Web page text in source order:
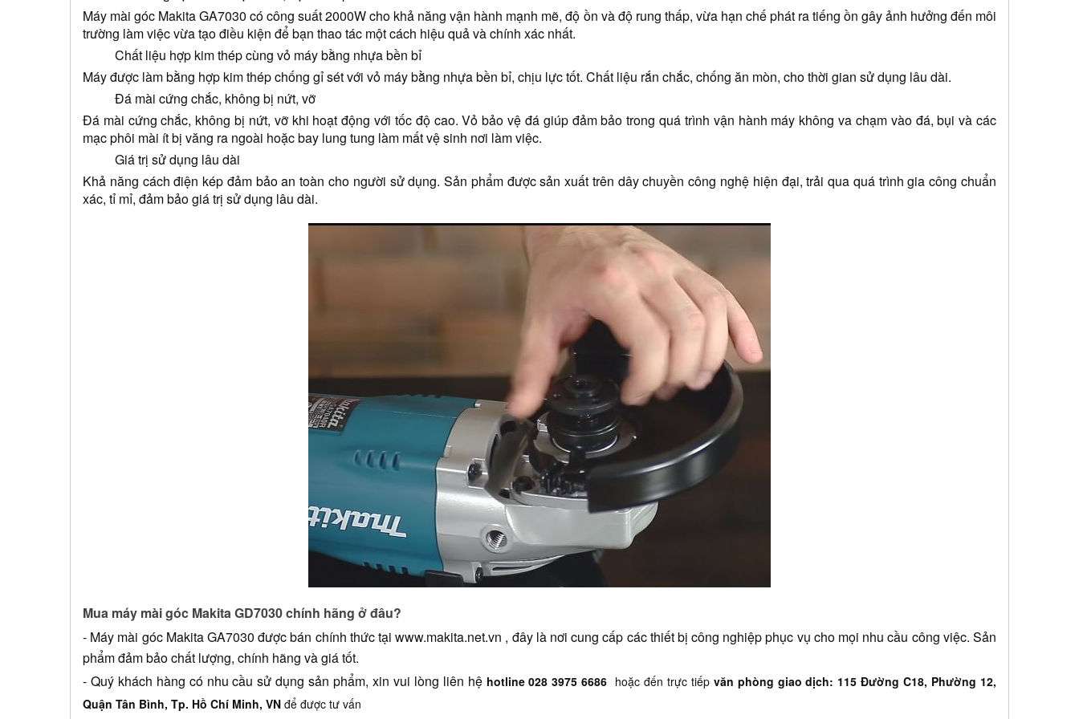
Máy mài góc Makita GA7030 có công suất 2000W cho khả năng vận hành mạnh mẽ, độ ồn và độ rung thấp, vừa hạn chế phát ra tiếng ồn gây ảnh hưởng đến môi
trường làm việc vừa tạo điều kiện để bạn thao tác một cách hiệu quả và chính xác nhất.
Chất liệu hợp kim thép cùng vỏ máy bằng nhựa bền bỉ
Máy được làm bằng hợp kim thép chống gỉ sét với vỏ máy bằng nhựa bền bỉ, chịu lực tốt. Chất liệu rắn chắc, chống ăn mòn, cho thời gian sử dụng lâu dài.
Đá mài cứng chắc, không bị nứt, vỡ
Đá mài cứng chắc, không bị nứt, vỡ khi hoạt động với tốc độ cao. Vỏ bảo vệ đá giúp đảm bảo trong quá trình vận hành máy không va chạm vào đá, bụi và các
mạc phôi mài ít bị văng ra ngoài hoặc bay lung tung làm mất vệ sinh nơi làm việc.
Giá trị sử dụng lâu dài
Khả năng cách điện kép đảm bảo an toàn cho người sử dụng. Sản phẩm được sản xuất trên dây chuyền công nghệ hiện đại, trải qua quá trình gia công chuẩn
xác, tỉ mỉ, đảm bảo giá trị sử dụng lâu dài.
Mua máy mài góc Makita GD7030 chính hãng ở đâu?
- Máy mài góc Makita GA7030 được bán chính thức tại www.makita.net.vn , đây là nơi cung cấp các thiết bị công nghiệp phục vụ cho mọi nhu cầu công việc. Sản
phẩm đảm bảo chất lượng, chính hãng và giá tốt.
- Quý khách hàng có nhu cầu sử dụng sản phẩm, xin vui lòng liên hệ hotline 028 3975 6686 hoặc đến trực tiếp văn phòng giao dịch: 115 Đường C18, Phường 12,
Quận Tân Bình, Tp. Hồ Chí Minh, VN để được tư vấn